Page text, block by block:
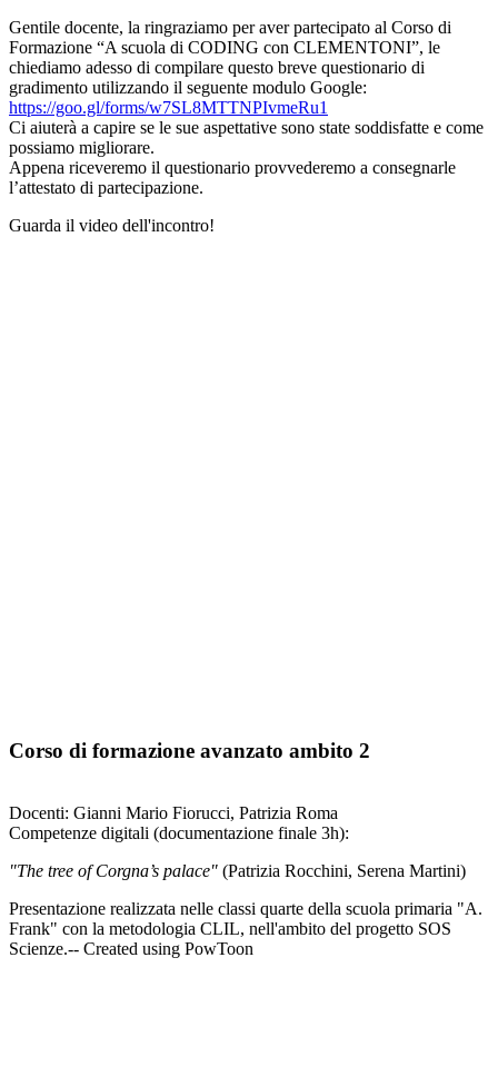
Gentile docente, la ringraziamo per aver partecipato al Corso di
Formazione “A scuola di CODING con CLEMENTONI”, le
chiediamo adesso di compilare questo breve questionario di
gradimento utilizzando il seguente modulo Google:
https://goo.gl/forms/w7SL8MTTNPIvmeRu1
Ci aiuterà a capire se le sue aspettative sono state soddisfatte e come
possiamo migliorare.
Appena riceveremo il questionario provvederemo a consegnarle
l’attestato di partecipazione.
Guarda il video dell'incontro!
Corso di formazione avanzato ambito 2
Docenti: Gianni Mario Fiorucci, Patrizia Roma
Competenze digitali (documentazione finale 3h):
"The tree of Corgna’s palace" (Patrizia Rocchini, Serena Martini)
Presentazione realizzata nelle classi quarte della scuola primaria "A.
Frank" con la metodologia CLIL, nell'ambito del progetto SOS
Scienze.-- Created using PowToon